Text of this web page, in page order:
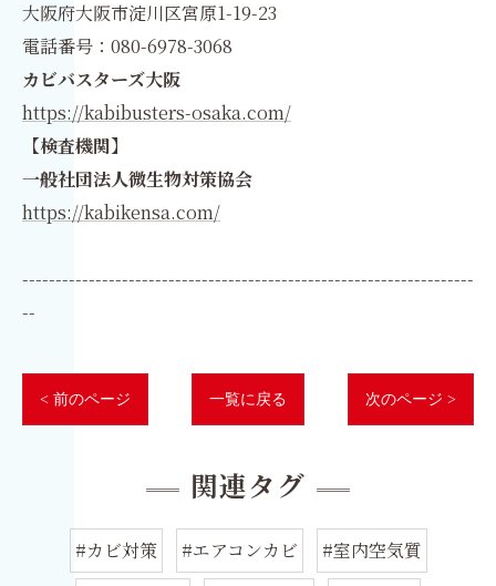
大阪府大阪市淀川区宮原1-19-23
電話番号：080-6978-3068
カビバスターズ大阪
https://kabibusters-osaka.com/
【検査機関】
一般社団法人微生物対策協会
https://kabikensa.com/
--------------------------------------------------------------------
--
< 前のページ 一覧に戻る 次のページ >
関連タグ
#カビ対策 #エアコンカビ
#室内空気質